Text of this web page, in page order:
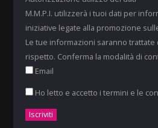
M.M.P.I. utilizzerà i tuoi dati per
iniziative legate alla promozione
Le tue informazioni saranno trattate
rispetto. Conferma la modalità di
Email
Ho letto e accetto i termini e le